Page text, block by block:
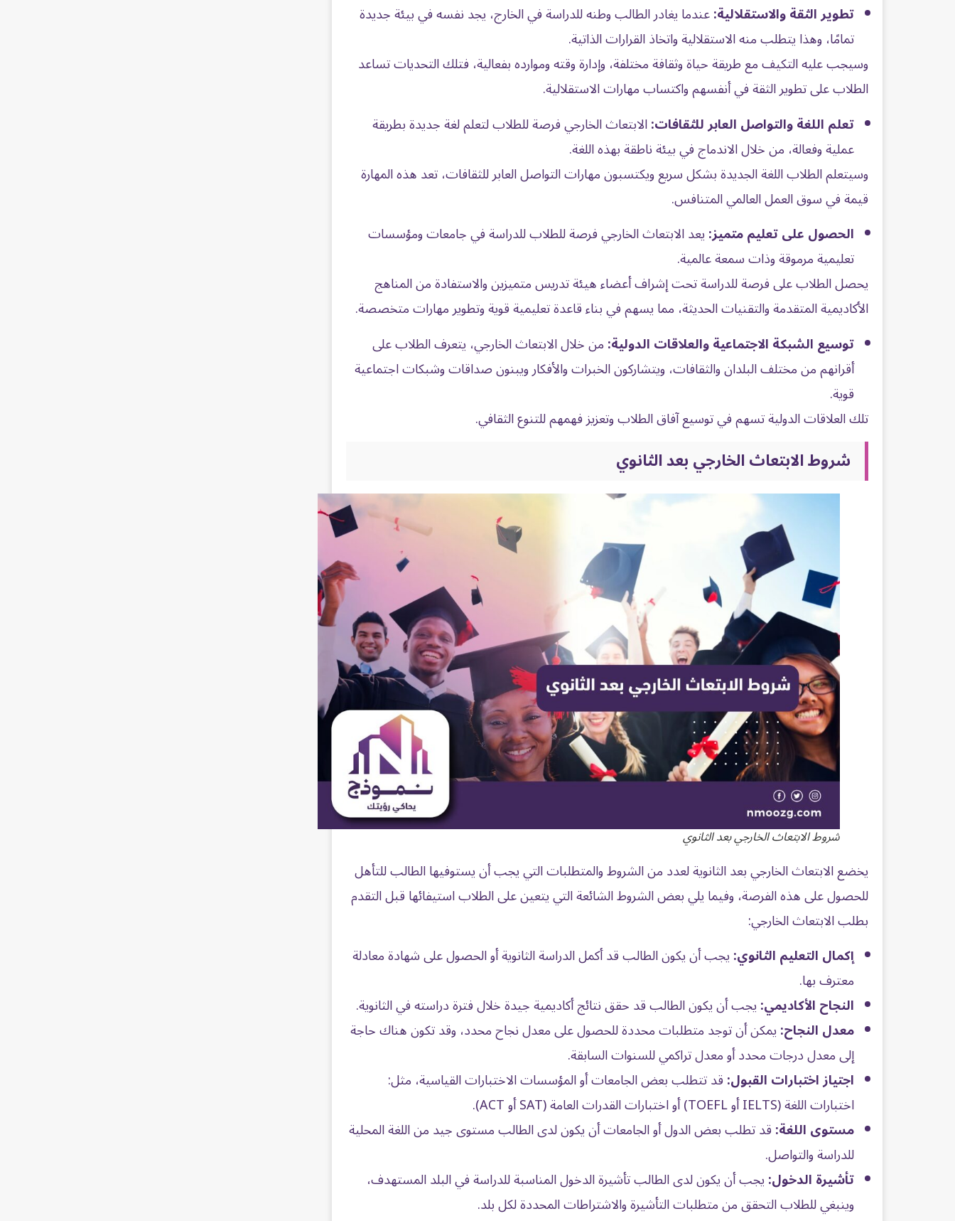
تطوير الثقة والاستقلالية:عندما يغادر الطالب وطنه للدراسة في الخارج، يجد نفسه في بيئة جديدة
تمامًا، وهذا يتطلب منه الاستقلالية واتخاذ القرارات الذاتية.
وسيجب عليه التكيف مع طريقة حياة وثقافة مختلفة، وإدارة وقته وموارده بفعالية، فتلك التحديات تساعد
الطلاب على تطوير الثقة في أنفسهم واكتساب مهارات الاستقلالية.
تعلم اللغة والتواصل العابر للثقافات:الابتعاث الخارجي فرصة للطلاب لتعلم لغة جديدة بطريقة
عملية وفعالة، من خلال الاندماج في بيئة ناطقة بهذه اللغة.
وسيتعلم الطلاب اللغة الجديدة بشكل سريع ويكتسبون مهارات التواصل العابر للثقافات، تعد هذه المهارة
قيمة في سوق العمل العالمي المتنافس.
الحصول على تعليم متميز:يعد الابتعاث الخارجي فرصة للطلاب للدراسة في جامعات ومؤسسات
تعليمية مرموقة وذات سمعة عالمية.
يحصل الطلاب على فرصة للدراسة تحت إشراف أعضاء هيئة تدريس متميزين والاستفادة من المناهج
الأكاديمية المتقدمة والتقنيات الحديثة، مما يسهم في بناء قاعدة تعليمية قوية وتطوير مهارات متخصصة.
توسيع الشبكة الاجتماعية والعلاقات الدولية:من خلال الابتعاث الخارجي، يتعرف الطلاب على
أقرانهم من مختلف البلدان والثقافات، ويتشاركون الخبرات والأفكار ويبنون صداقات وشبكات اجتماعية
قوية.
تلك العلاقات الدولية تسهم في توسيع آفاق الطلاب وتعزيز فهمهم للتنوع الثقافي.
شروط الابتعاث الخارجي بعد الثانوي
شروط الابتعاث الخارجي بعد الثانوي
يخضع الابتعاث الخارجي بعد الثانوية لعدد من الشروط والمتطلبات التي يجب أن يستوفيها الطالب للتأهل
للحصول على هذه الفرصة، وفيما يلي بعض الشروط الشائعة التي يتعين على الطلاب استيفائها قبل التقدم
بطلبالابتعاثالخارجي:
إكمال التعليم الثانوي:يجب أن يكون الطالب قد أكمل الدراسة الثانوية أو الحصول على شهادة معادلة
معترف بها.
النجاح الأكاديمي:يجب أن يكون الطالب قد حقق نتائج أكاديمية جيدة خلال فترة دراسته في الثانوية.
معدل النجاح:يمكن أن توجد متطلبات محددة للحصول على معدل نجاح محدد، وقد تكون هناك حاجة
إلى معدل درجات محدد أو معدل تراكمي للسنوات السابقة.
اجتياز اختبارات القبول:قد تتطلب بعض الجامعات أو المؤسسات الاختبارات القياسية، مثل:
اختبارات اللغة (IELTS أو TOEFL) أو اختبارات القدرات العامة (SAT أو ACT).
مستوى اللغة:قد تطلب بعض الدول أو الجامعات أن يكون لدى الطالب مستوى جيد من اللغة المحلية
للدراسة والتواصل.
تأشيرة الدخول:يجب أن يكون لدى الطالب تأشيرة الدخول المناسبة للدراسة في البلد المستهدف،
وينبغي للطلاب التحقق من متطلبات التأشيرة والاشتراطات المحددة لكل بلد.